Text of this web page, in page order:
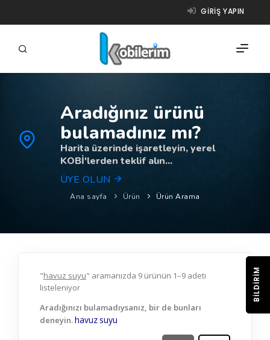
GIRIŞ YAPIN
FIRMALAR
ÜRÜNLER
NASIL ÇALIŞIR?
YARDIM
Aradığınız ürünü
bulamadınız mı?
Harita üzerinde işaretleyin, yerel
KOBİ'lerden teklif alın...
ÜYE OLUN
Ana sayfa Ürün Ürün Arama
"havuz suyu" aramanızda 9 ürünün 1–9 adeti
listeleniyor
Aradığınızı bulamadıysanız, bir de bunları
deneyin.havuzsuyu
BILDIRIM